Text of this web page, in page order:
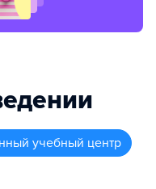
учебный центр